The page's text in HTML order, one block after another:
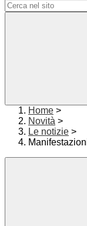
Home >
Novità >
Le notizie >